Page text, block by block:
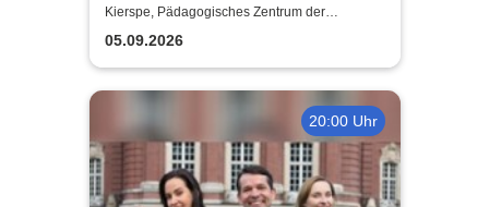
Jugendsinfonieorchester
(MJO) - Junge Klangkraft:
Shalom
Kierspe, Pädagogisches Zentrum der
Gesamtschule Kierspe
05.09.2026
20:00 Uhr